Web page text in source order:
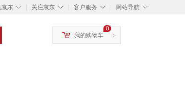
◇
京东 ◇
关注京东 ◇
客户服务 ◇
网站导航
>
0
我的购物车